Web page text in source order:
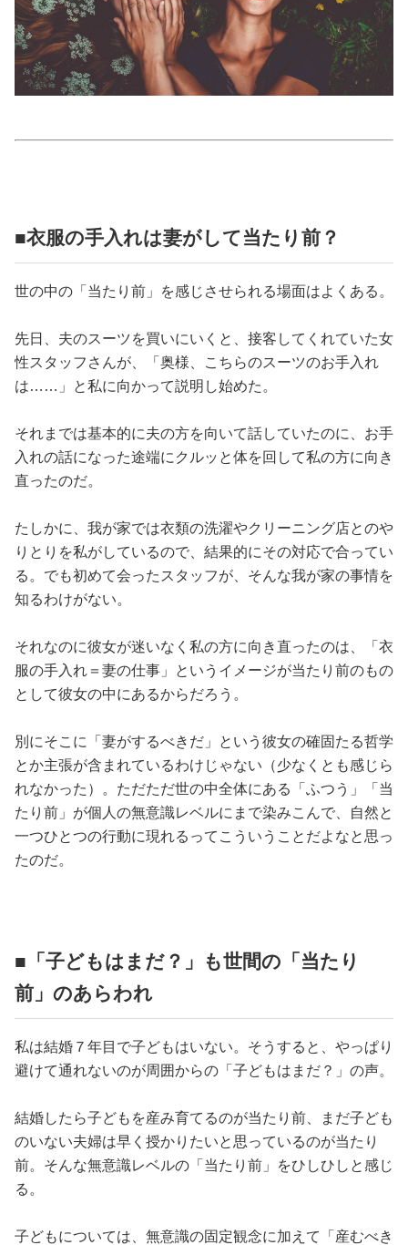
トラベル
カルチャー/エンタメ
ゲーム
■衣服の手入れは妻がして当たり前？
世の中の「当たり前」を感じさせられる場面はよくある。
先日、夫のスーツを買いにいくと、接客してくれていた女
性スタッフさんが、「奥様、こちらのスーツのお手入れ
は……」と私に向かって説明し始めた。
それまでは基本的に夫の方を向いて話していたのに、お手
入れの話になった途端にクルッと体を回して私の方に向き
直ったのだ。
たしかに、我が家では衣類の洗濯やクリーニング店とのや
りとりを私がしているので、結果的にその対応で合ってい
る。でも初めて会ったスタッフが、そんな我が家の事情を
知るわけがない。
それなのに彼女が迷いなく私の方に向き直ったのは、「衣
服の手入れ＝妻の仕事」というイメージが当たり前のもの
として彼女の中にあるからだろう。
別にそこに「妻がするべきだ」という彼女の確固たる哲学
とか主張が含まれているわけじゃない（少なくとも感じら
れなかった）。ただただ世の中全体にある「ふつう」「当
たり前」が個人の無意識レベルにまで染みこんで、自然と
一つひとつの行動に現れるってこういうことだよなと思っ
たのだ。
■「子どもはまだ？」も世間の「当たり
前」のあらわれ
私は結婚７年目で子どもはいない。そうすると、やっぱり
避けて通れないのが周囲からの「子どもはまだ？」の声。
結婚したら子どもを産み育てるのが当たり前、まだ子ども
のいない夫婦は早く授かりたいと思っているのが当たり
前。そんな無意識レベルの「当たり前」をひしひしと感じ
る。
子どもについては、無意識の固定観念に加えて「産むべき